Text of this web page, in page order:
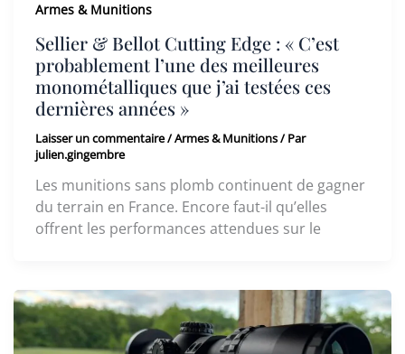
Armes & Munitions
Sellier & Bellot Cutting Edge : « C’est
probablement l’une des meilleures
monométalliques que j’ai testées ces
dernières années »
Laisser un commentaire/Armes & Munitions/ Par
julien.gingembre
Les munitions sans plomb continuent de gagner
du terrain en France. Encore faut-il qu’elles
offrent les performances attendues sur le